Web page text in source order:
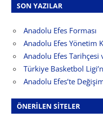
SON YAZILAR
Anadolu Efes Forması
Anadolu Efes Yönetim
Anadolu Efes Tarihçesi
Türkiye Basketbol
Anadolu Efes’te
ÖNERILEN SITELER